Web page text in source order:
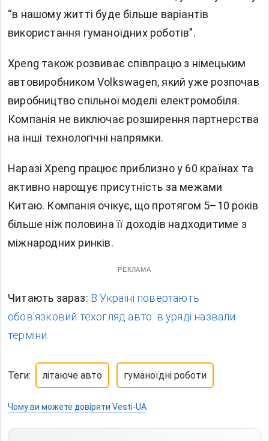
“в нашому житті буде більше варіантів
використання гуманоїдних роботів”.
Xpeng також розвиває співпрацю з німецьким
автовиробником Volkswagen, який уже розпочав
виробництво спільної моделі електромобіля.
Компанія не виключає розширення партнерства
на інші технологічні напрямки.
Наразі Xpeng працює приблизно у 60 країнах та
активно нарощує присутність за межами
Китаю. Компанія очікує, що протягом 5–10 років
більше ніж половина її доходів надходитиме з
міжнародних ринків.
РЕКЛАМА
Читають зараз: В Україні повертають
обов'язковий техогляд авто: в уряді назвали
терміни.
Теги: літаюче авто гуманоїдні роботи
Чому ви можете довіряти Vesti-UA